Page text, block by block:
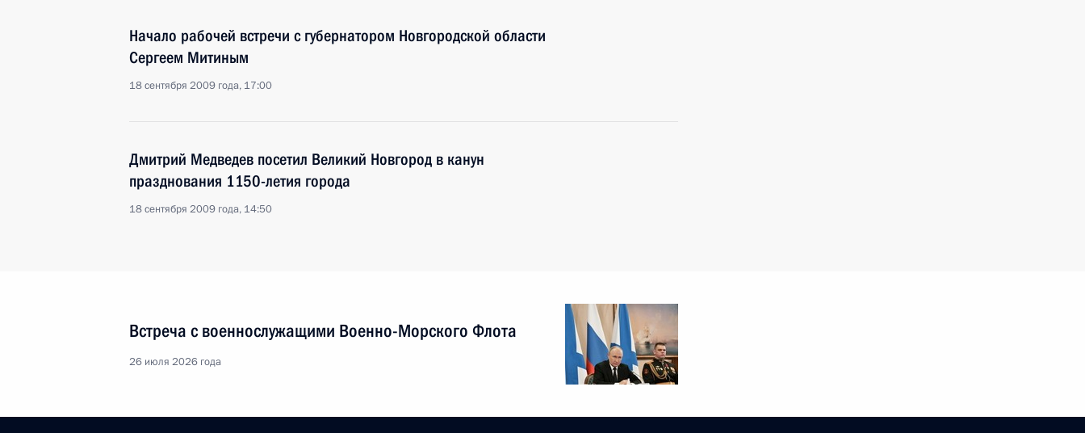
Начало рабочей встречи с губернатором Новгородской области
Сергеем Митиным
18 сентября 2009 года, 17:00
Дмитрий Медведев посетил Великий Новгород в канун
празднования 1150-летия города
18 сентября 2009 года, 14:50
Встреча с военнослужащими Военно-Морского Флота
26 июля 2026 года